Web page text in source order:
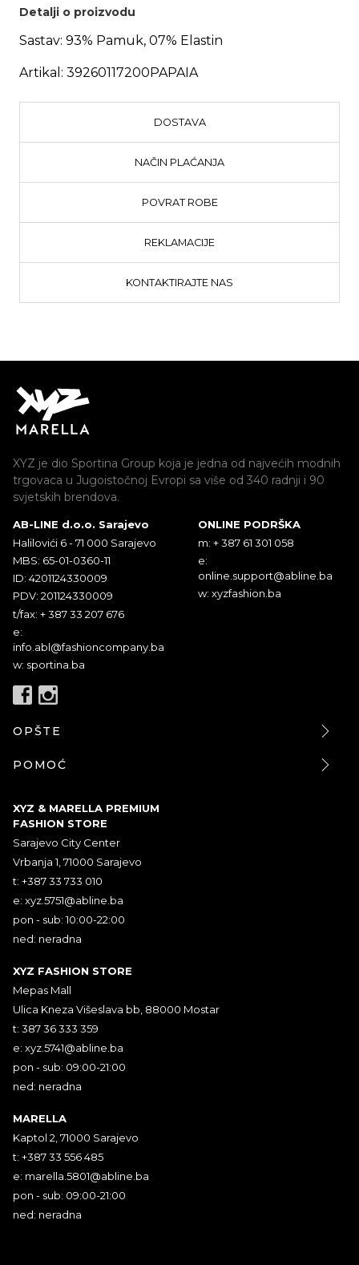
Detalji o proizvodu
Sastav: 93% Pamuk, 07% Elastin
Artikal: 39260117200PAPAIA
DOSTAVA
NAČIN PLAĆANJA
POVRAT ROBE
REKLAMACIJE
KONTAKTIRAJTE NAS
XYZ je dio Sportina Group koja je jedna od najvećih modnih
trgovaca u Jugoistočnoj Evropi sa više od 340 radnji i 90
svjetskih brendova.
AB-LINE d.o.o. Sarajevo
Halilovići 6 - 71 000 Sarajevo
MBS: 65-01-0360-11
ID: 4201124330009
PDV: 201124330009
t/fax: + 387 33 207 676
e:
info.abl@fashioncompany.ba
w: sportina.ba
ONLINE PODRŠKA
m: + 387 61 301 058
e:
online.support@abline.ba
w: xyzfashion.ba
OPŠTE
POMOĆ
XYZ & MARELLA PREMIUM
FASHION STORE
Sarajevo City Center
Vrbanja 1, 71000 Sarajevo
t: +387 33 733 010
e: xyz.5751@abline.ba
pon - sub: 10:00-22:00
ned: neradna
XYZ FASHION STORE
Mepas Mall
Ulica Kneza Višeslava bb, 88000 Mostar
t: 387 36 333 359
e: xyz.5741@abline.ba
pon - sub: 09:00-21:00
ned: neradna
MARELLA
Kaptol 2, 71000 Sarajevo
t: +387 33 556 485
e: marella.5801@abline.ba
pon - sub: 09:00-21:00
ned: neradna